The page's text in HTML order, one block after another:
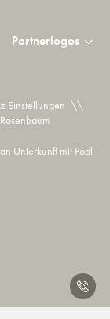
Partnerlogos
Unterkunft mit Pool
Einstellungen \\